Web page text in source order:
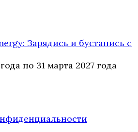
Зарядись и бустанись с
по 31 марта 2027 года